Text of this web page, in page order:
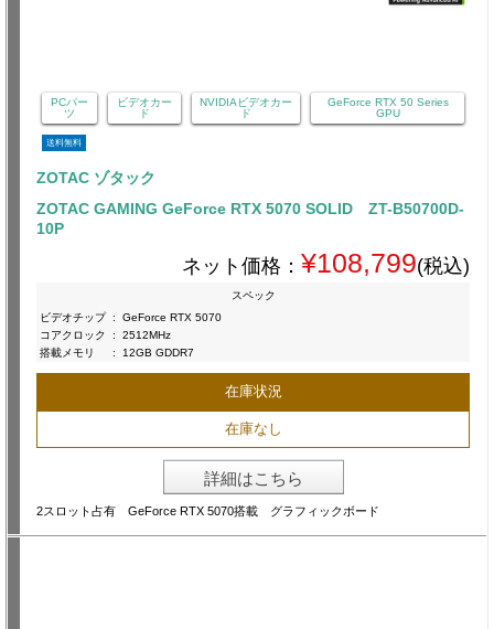
PCパー
ツ
ビデオカー
ド
NVIDIAビデオカー
ド
GeForce RTX 50 Series
GPU
送料無料
ZOTAC ゾタック
ZOTAC GAMING GeForce RTX 5070 SOLID ZT-B50700D-
10P
ネット価格： ¥108,799(税込)
スペック
ビデオチップ :
GeForce RTX 5070
コアクロック
:
2512MHz
搭載メモリ
: 12GB GDDR7
在庫状況
在庫なし
詳細はこちら
2スロット占有 GeForce RTX 5070搭載 グラフィックボード